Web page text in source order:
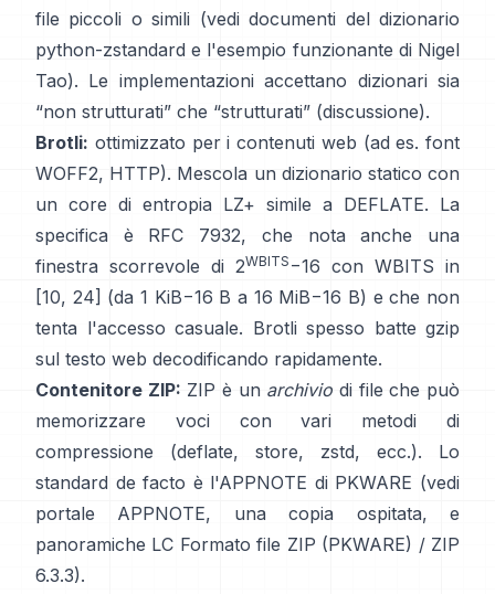
file piccoli o simili (vedi documenti del dizionario
python-zstandard e l'esempio funzionante di Nigel
Tao). Le implementazioni accettano dizionari sia
“non strutturati” che “strutturati” (discussione).
Brotli: ottimizzato per i contenuti web (ad es. font
WOFF2, HTTP). Mescola un dizionario statico con
un core di entropia LZ+ simile a DEFLATE. La
specifica è
RFC 7932, che nota anche una
finestra scorrevole di 2WBITS −16 con WBITS in
[10, 24] (da 1 KiB−16 B a 16 MiB−16 B) e che non
tenta l'accesso casuale. Brotli spesso batte gzip
sul testo web decodificando rapidamente.
Contenitore ZIP: ZIP è un archivio di file che può
memorizzare voci con vari metodi di
compressione (deflate, store, zstd, ecc.). Lo
standard de facto è l'APPNOTE di PKWARE (vedi
portale APPNOTE, una copia ospitata, e
panoramiche LC Formato file ZIP (PKWARE) / ZIP
6.3.3).